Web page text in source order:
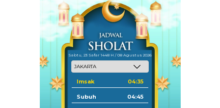
Sabtu, 23 Safar 1448 H / 08 Agustus 2026
Imsak 04:35
Subuh 04:45